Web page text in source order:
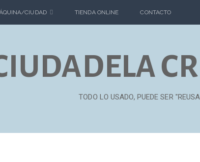
CIUDAD TIENDA ONLINE CONTACTO
TODO LO USADO, PUEDE SER